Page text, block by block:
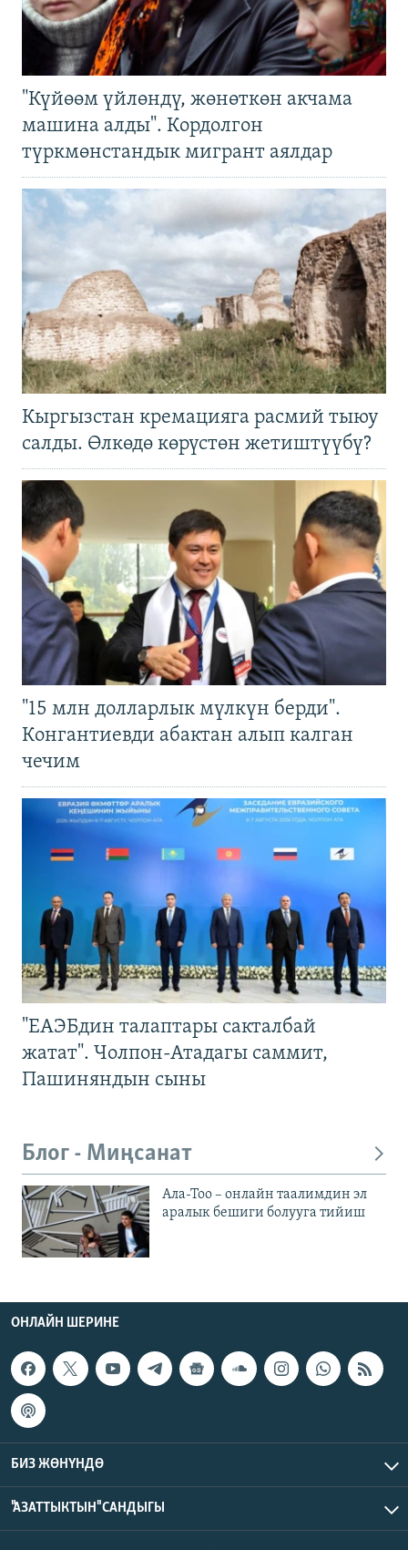
"Күйөөм үйлөндү, жөнөткөн акчама
машина алды". Кордолгон
түркмөнстандык мигрант аялдар
Кыргызстан кремацияга расмий тыюу
салды. Өлкөдө көрүстөн жетиштүүбү?
"15 млн долларлык мүлкүн берди".
Конгантиевди абактан алып калган
чечим
"ЕАЭБдин талаптары сакталбай
жатат". Чолпон-Атадагы саммит,
Пашиняндын сыны
Блог - Миңсанат
Ала-Тоо – онлайн таалимдин эл
аралык бешиги болууга тийиш
ОНЛАЙН ШЕРИНЕ
БИЗ ЖӨНҮНДӨ
"АЗАТТЫКТЫН" САНДЫГЫ